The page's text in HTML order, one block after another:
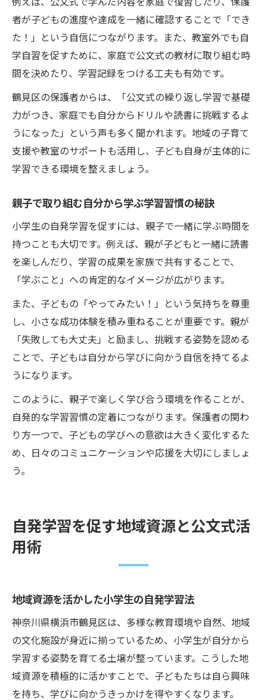
者が子どもの進度や達成を一緒に確認することで「でき
た！」という自信につながります。また、教室外でも自
学自習を促すために、家庭で公文式の教材に取り組む時
間を決めたり、学習記録をつける工夫も有効です。
鶴見区の保護者からは、「公文式の繰り返し学習で基礎
力がつき、家庭でも自分からドリルや読書に挑戦するよ
うになった」という声も多く聞かれます。地域の子育て
支援や教室のサポートも活用し、子ども自身が主体的に
学習できる環境を整えましょう。
親子で取り組む自分から学ぶ学習習慣の秘訣
小学生の自発学習を促すには、親子で一緒に学ぶ時間を
持つことも大切です。例えば、親が子どもと一緒に読書
を楽しんだり、学習の成果を家族で共有することで、
「学ぶこと」への肯定的なイメージが広がります。
また、子どもの「やってみたい！」という気持ちを尊重
し、小さな成功体験を積み重ねることが重要です。親が
「失敗しても大丈夫」と励まし、挑戦する姿勢を認める
ことで、子どもは自分から学びに向かう自信を持てるよ
うになります。
このように、親子で楽しく学び合う環境を作ることが、
自発的な学習習慣の定着につながります。保護者の関わ
り方一つで、子どもの学びへの意欲は大きく変化するた
め、日々のコミュニケーションや応援を大切にしましょ
う。
自発学習を促す地域資源と公文式活
用術
地域資源を活かした小学生の自発学習法
神奈川県横浜市鶴見区は、多様な教育環境や自然、地域
の文化施設が身近に揃っているため、小学生が自分から
学習する姿勢を育てる土壌が整っています。こうした地
域資源を積極的に活かすことで、子どもたちは自ら興味
を持ち、学びに向かうきっかけを得やすくなります。